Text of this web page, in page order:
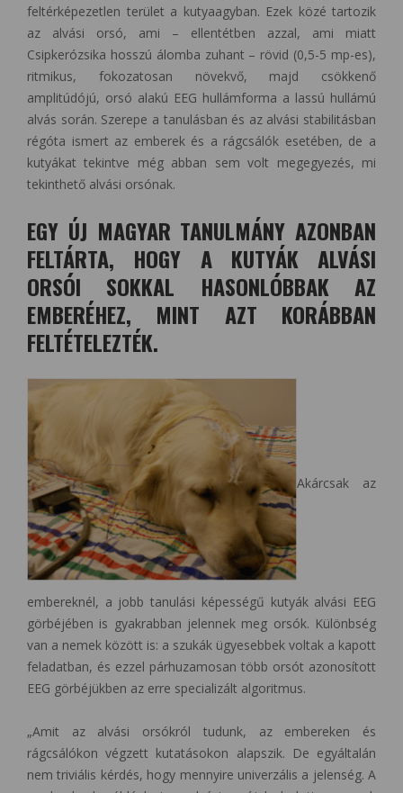
feltérképezetlen terület a kutyaagyban. Ezek közé tartozik
az alvási orsó, ami – ellentétben azzal, ami miatt
Csipkerózsika hosszú álomba zuhant – rövid (0,5-5 mp-es),
ritmikus, fokozatosan növekvő, majd csökkenő
amplitúdójú, orsó alakú EEG hullámforma a lassú hullámú
alvás során. Szerepe a tanulásban és az alvási stabilitásban
régóta ismert az emberek és a rágcsálók esetében, de a
kutyákat tekintve még abban sem volt megegyezés, mi
tekinthető alvási orsónak.
EGY ÚJ MAGYAR TANULMÁNY AZONBAN
FELTÁRTA, HOGY A KUTYÁK ALVÁSI
ORSÓI SOKKAL HASONLÓBBAK AZ
EMBERÉHEZ, MINT AZT KORÁBBAN
FELTÉTELEZTÉK.
Akárcsak az
embereknél, a jobb tanulási képességű kutyák alvási EEG
görbéjében is gyakrabban jelennek meg orsók. Különbség
van a nemek között is: a szukák ügyesebbek voltak a kapott
feladatban, és ezzel párhuzamosan több orsót azonosított
EEG görbéjükben az erre specializált algoritmus.
„Amit az alvási orsókról tudunk, az embereken és
rágcsálókon végzett kutatásokon alapszik. De egyáltalán
nem triviális kérdés, hogy mennyire univerzális a jelenség. A